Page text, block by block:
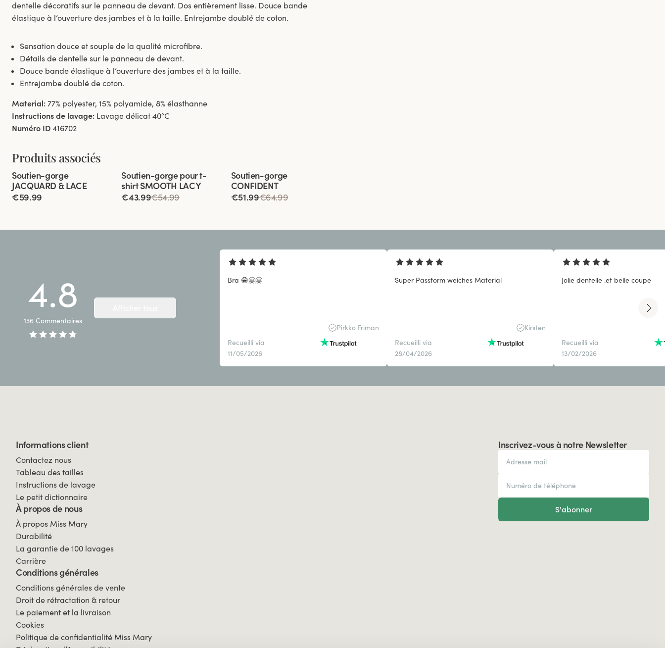
dentelle décoratifs sur le panneau de devant. Dos entièrement lisse. Douce bande
élastique à l’ouverture des jambes et à la taille. Entrejambe doublé de coton.
Sensation douce et souple de la qualité microfibre.
Détails de dentelle sur le panneau de devant.
Douce bande élastique à l’ouverture des jambes et à la taille.
Entrejambe doublé de coton.
Material: 77% polyester, 15% polyamide, 8% élasthanne
Instructions de lavage: Lavage délicat 40°C
Numéro ID 416702
Produits associés
Viewing image 1 of 5
Soutien-gorge
JACQUARD & LACE
€59.99
Viewing image 1 of 4
Soutien-gorge pour t-
shirt SMOOTH LACY
€43.99€54.99
Viewing image 1 of 3
Soutien-gorge
CONFIDENT
€51.99€64.99
4.8
136 Commentaires
Bra 😁🤗🤗
Pirkko Friman
Recueilli via
11/05/2026
Super Passform weiches Material
Kirsten
Recueilli via
28/04/2026
Jolie dentelle .et belle coupe
Recueilli via
13/02/2026
Inscrivez-vous à notre Newsletter
S'abonner
Informations client
Contactez nous
Tableau des tailles
Instructions de lavage
Le petit dictionnaire
À propos de nous
À propos Miss Mary
Durabilité
La garantie de 100 lavages
Carrière
Conditions générales
Conditions générales de vente
Droit de rétractation & retour
Le paiement et la livraison
Cookies
Politique de confidentialité Miss Mary